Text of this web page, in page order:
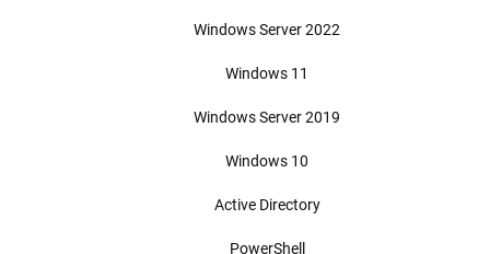
Windows Server 2022
Windows 11
Windows Server 2019
Windows 10
Active Directory
PowerShell